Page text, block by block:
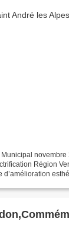
novembre
Région
d’amélioration